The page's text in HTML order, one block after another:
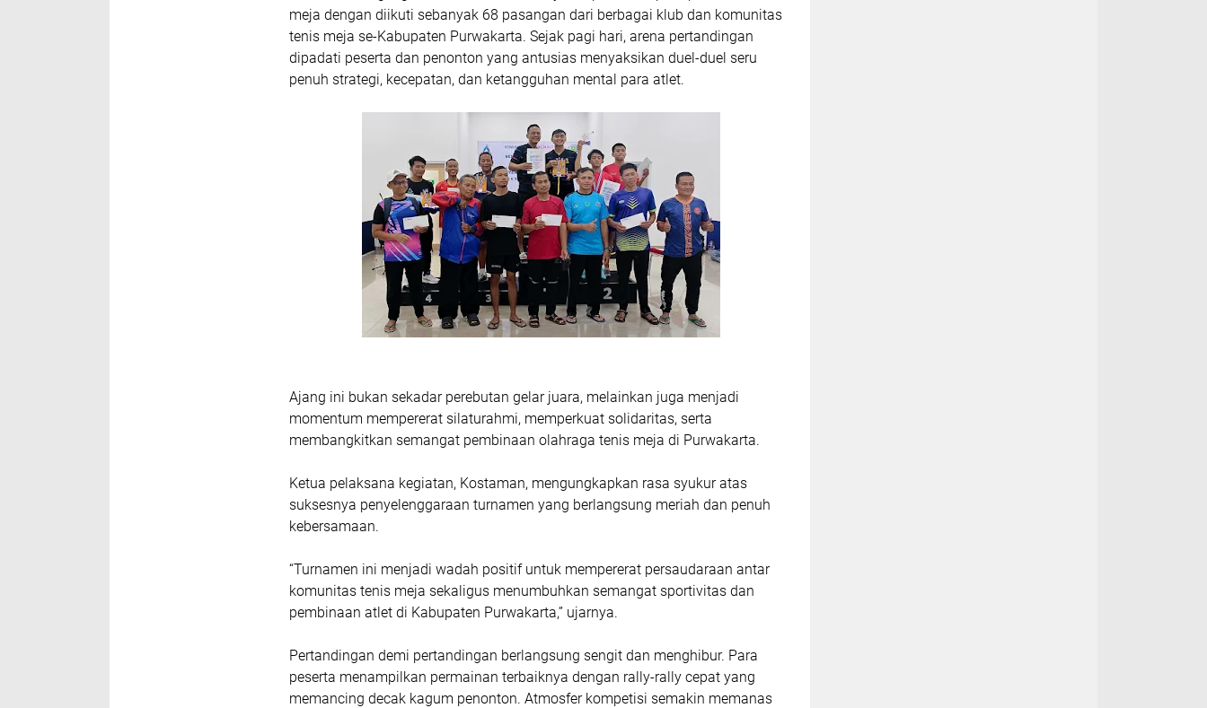
meja dengan diikuti sebanyak 68 pasangan dari berbagai klub dan komunitas
tenis meja se-Kabupaten Purwakarta. Sejak pagi hari, arena pertandingan
dipadati peserta dan penonton yang antusias menyaksikan duel-duel seru
penuh strategi, kecepatan, dan ketangguhan mental para atlet.
Ajang ini bukan sekadar perebutan gelar juara, melainkan juga menjadi
momentum mempererat silaturahmi, memperkuat solidaritas, serta
membangkitkan semangat pembinaan olahraga tenis meja di Purwakarta.
Ketua pelaksana kegiatan, Kostaman, mengungkapkan rasa syukur atas
suksesnya penyelenggaraan turnamen yang berlangsung meriah dan penuh
kebersamaan.
“Turnamen ini menjadi wadah positif untuk mempererat persaudaraan antar
komunitas tenis meja sekaligus menumbuhkan semangat sportivitas dan
pembinaan atlet di Kabupaten Purwakarta,” ujarnya.
Pertandingan demi pertandingan berlangsung sengit dan menghibur. Para
peserta menampilkan permainan terbaiknya dengan rally-rally cepat yang
memancing decak kagum penonton. Atmosfer kompetisi semakin memanas